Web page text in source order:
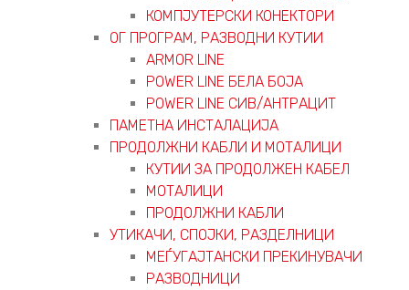
КОМПЈУТЕРСКИ КОНЕКТОРИ
ОГ ПРОГРАМ, РАЗВОДНИ КУТИИ
ARMOR LINE
POWER LINE БЕЛА БОЈА
POWER LINE СИВ/АНТРАЦИТ
ПАМЕТНА ИНСТАЛАЦИЈА
ПРОДОЛЖНИ КАБЛИ И МОТАЛИЦИ
КУТИИ ЗА ПРОДОЛЖЕН КАБЕЛ
МОТАЛИЦИ
ПРОДОЛЖНИ КАБЛИ
УТИКАЧИ, СПОЈКИ, РАЗДЕЛНИЦИ
МЕЃУГАЈТАНСКИ ПРЕКИНУВАЧИ
РАЗВОДНИЦИ